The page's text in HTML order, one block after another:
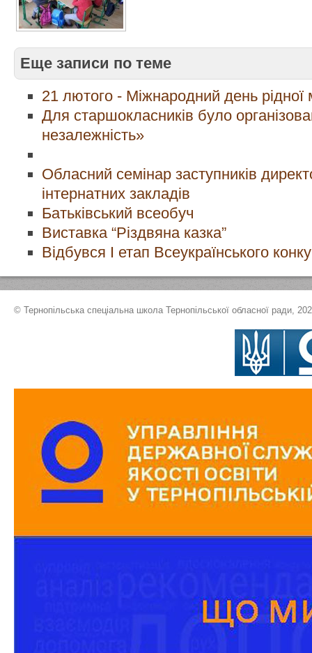
Еще записи по теме
21 лютого - Міжнародний день рідної
Для старшокласників було
незалежність»
Обласний семінар заступників
інтернатних закладів
Батьківський всеобуч
Виставка “Різдвяна казка”
Відбувся І етап Всеукраїнського
© Тернопільська спеціальна школа Тернопільської обласної ради,